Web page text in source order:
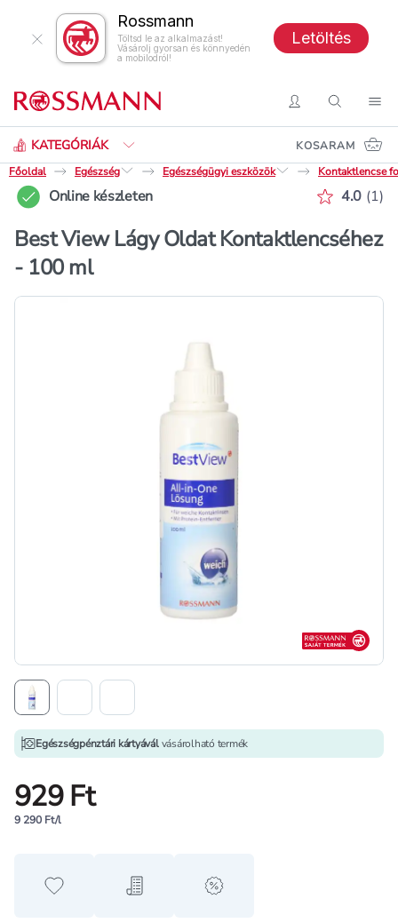
Rossmann
Töltsd le az alkalmazást!
Vásárolj gyorsan és könnyedén
a mobilodról!
Letöltés
BelépésKeresés
KATEGÓRIÁK
Keresés
KOSARAM
Főoldal
Egészség Egészségügyi eszközök Kontaktlencse
Online készleten 4.0 (1)
Best View Lágy Oldat Kontaktlencséhez
- 100 ml
Rossmann
Egészségpénztári kártyáválvásárolható termék
929 Ft
9 290 Ft/l
Hozzáadás a kedvencekhez
Hozzáadás a bevásárló listához
alert when on sale